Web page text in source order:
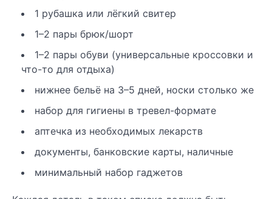
1 рубашка или лёгкий свитер
1–2 пары брюк/шорт
1–2 пары обуви (универсальные кроссовки и
что-то для отдыха)
нижнее бельё на 3–5 дней, носки столько же
набор для гигиены в тревел-формате
аптечка из необходимых лекарств
документы, банковские карты, наличные
минимальный набор гаджетов